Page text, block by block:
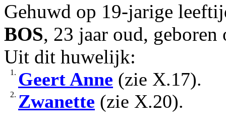
Gehuwd op 19-jarige
BOS, 23 jaar oud,
Uit dit huwelijk:
1. Geert Anne (zie X.17).
2. Zwanette (zie X.20).